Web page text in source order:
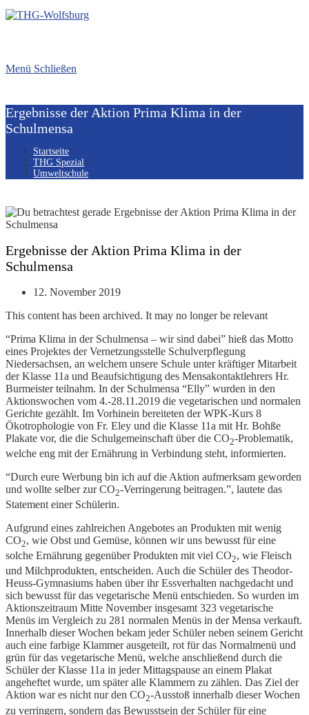
Menü Schließen
Ergebnisse der Aktion Prima Klima in der
Schulmensa
Startseite>
THG Spezial>
Umweltschule
Ergebnisse der Aktion Prima Klima in der
Schulmensa
Beitrag
12. November 2019
This content has been archived. It may no longer be relevant
“Prima Klima in der Schulmensa – wir sind dabei” hieß das Motto
eines Projektes der Vernetzungsstelle Schulverpflegung
Niedersachsen, an welchem unsere Schule unter kräftiger Mitarbeit
der Klasse 11a und Beaufsichtigung des Mensakontaktlehrers Hr.
Burmeister teilnahm. In der Schulmensa “Elly” wurden in den
Aktionswochen vom 4.-28.11.2019 die vegetarischen und normalen
Gerichte gezählt. Im Vorhinein bereiteten der WPK-Kurs 8
Ökotrophologie von Fr. Eley und die Klasse 11a mit Hr. Bohße
Plakate vor, die die Schulgemeinschaft über die CO2-Problematik,
welche eng mit der Ernährung in Verbindung steht, informierten.
“Durch eure Werbung bin ich auf die Aktion aufmerksam geworden
und wollte selber zur CO2-Verringerung beitragen.”, lautete das
Statement einer Schülerin.
Aufgrund eines zahlreichen Angebotes an Produkten mit wenig
CO2, wie Obst und Gemüse, können wir uns bewusst für eine
solche Ernährung gegenüber Produkten mit viel CO2, wie Fleisch
und Milchprodukten, entscheiden. Auch die Schüler des Theodor-
Heuss-Gymnasiums haben über ihr Essverhalten nachgedacht und
sich bewusst für das vegetarische Menü entschieden. So wurden im
Aktionszeitraum Mitte November insgesamt 323 vegetarische
Menüs im Vergleich zu 281 normalen Menüs in der Mensa verkauft.
Innerhalb dieser Wochen bekam jeder Schüler neben seinem Gericht
auch eine farbige Klammer ausgeteilt, rot für das Normalmenü und
grün für das vegetarische Menü, welche anschließend durch die
Schüler der Klasse 11a in jeder Mittagspause an einem Plakat
angeheftet wurde, um später alle Klammern zu zählen. Das Ziel der
Aktion war es nicht nur den CO2-Ausstoß innerhalb dieser Wochen
zu verringern, sondern das Bewusstsein der Schüler für eine